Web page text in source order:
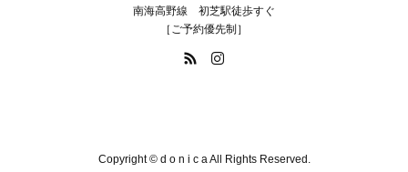
南海高野線 初芝駅徒歩すぐ
［ご予約優先制］
Copyright © d o n i c a All Rights Reserved.